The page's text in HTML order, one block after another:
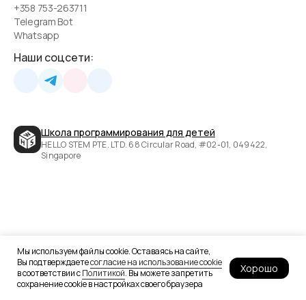
+358 753-263711
Telegram Bot
Whatsapp
Наши соцсети:
Школа программирования для детей
HELLO STEM PTE. LTD. 68 Circular Road, #02-01, 049422,
Singapore
Мы используем файлы cookie. Оставаясь на сайте,
Вы подтверждаетесогласие на использование cookie
в соответствии сПолитикой. Вы можете запретить
сохранение cookie в настройках своего браузера
Хорошо